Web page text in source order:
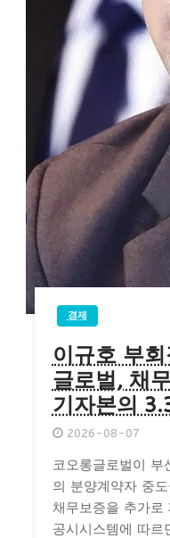
경제
이규호 부
글로벌, 채
기자본의
2026-08-07
코오롱글로벌이 부
의 분양계약자 중
채무보증을 추가로
공시시스템에 따르